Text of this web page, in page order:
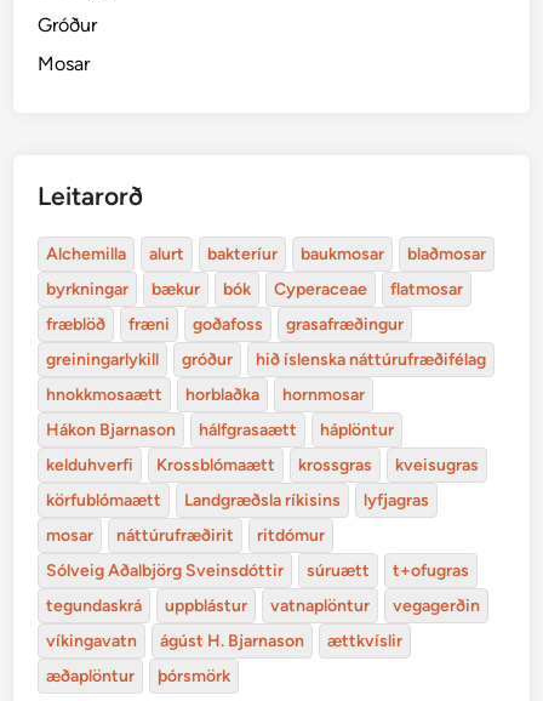
Gróður
Mosar
Leitarorð
Alchemilla alurt bakteríur baukmosar
blaðmosar
byrkningar
bækur bók Cyperaceae
flatmosar
fræblöð
fræni goðafoss
grasafræðingur
greiningarlykill
gróður
hið íslenska náttúrufræðifélag
hnokkmosaætt
horblaðka
hornmosar
Hákon Bjarnason
hálfgrasaætt
háplöntur
kelduhverfi
Krossblómaætt krossgras
kveisugras
körfublómaætt
Landgræðsla ríkisins
lyfjagras
mosar
náttúrufræðirit
ritdómur
Sólveig Aðalbjörg Sveinsdóttir
súruætt
t+ofugras
tegundaskrá
uppblástur vatnaplöntur
vegagerðin
víkingavatn
ágúst H. Bjarnason
ættkvíslir
æðaplöntur
þórsmörk